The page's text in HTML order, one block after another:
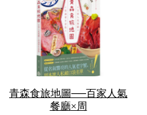
青森食旅地圖──百家人氣
餐廳×周